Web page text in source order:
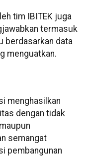
tim IBITEK juga
termasuk
berdasarkan data
menguatkan.
menghasilkan
dengan tidak
semangat
pembangunan